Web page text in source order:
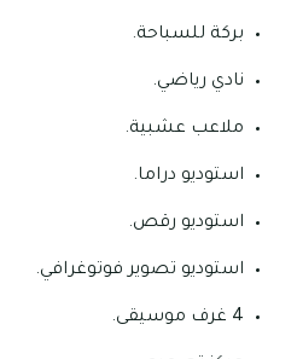
بركة للسباحة.
نادي رياضي.
ملاعب عشبية.
استوديو دراما.
استوديو رقص.
استوديو تصوير فوتوغرافي.
4 غرف موسيقى.